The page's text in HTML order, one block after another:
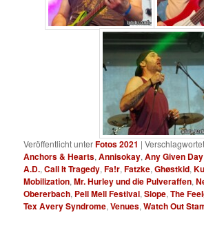
Veröffentlicht unterFotos 2021 |
Anchors & Hearts,Annisokay,Any Given Day
A.D.,Call It Tragedy,Fa!r,Fatzke,Ghøstkid,
Mobilization,Mr. Hurley und die Pulveraffen,
Obererbach, Pell Mell Festival,Slope,The
Tex Avery Syndrome,Venues,Watch Out